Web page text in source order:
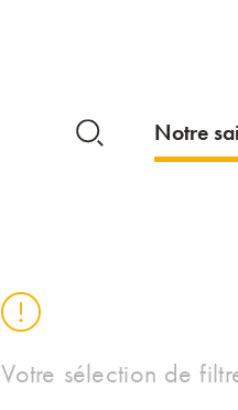
Notre
Votre sélection de